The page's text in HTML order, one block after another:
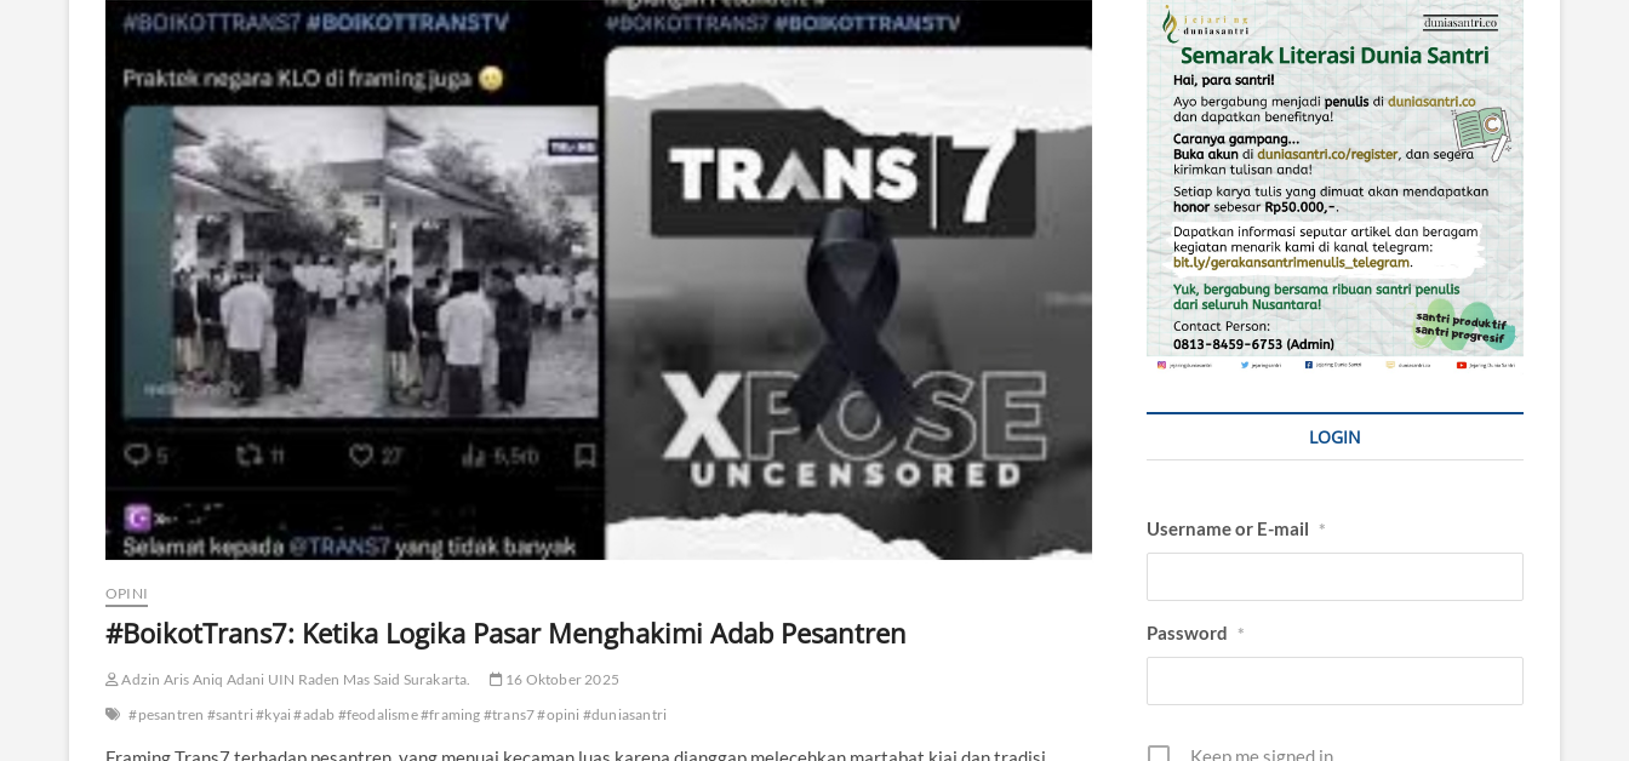
OPINI
#BoikotTrans7: Ketika Logika Pasar Menghakimi Adab Pesantren
Adzin Aris Aniq Adani UIN Raden Mas Said Surakarta.
16 Oktober 2025
#pesantren #santri #kyai #adab #feodalisme #framing #trans7 #opini #duniasantri
LOGIN
Username or E-mail *
Password *
Keep me signed in